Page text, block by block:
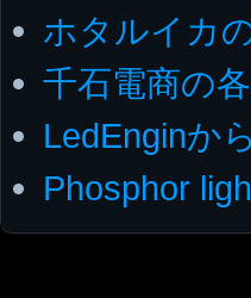
ホタルイカ
千石電商の
LedEnginか
Phosphor